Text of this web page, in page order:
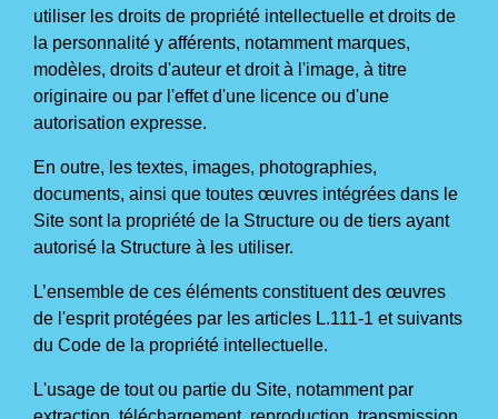
utiliser les droits de propriété intellectuelle et droits de
la personnalité y afférents, notamment marques,
modèles, droits d'auteur et droit à l'image, à titre
originaire ou par l'effet d'une licence ou d'une
autorisation expresse.
En outre, les textes, images, photographies,
documents, ainsi que toutes œuvres intégrées dans le
Site sont la propriété de la Structure ou de tiers ayant
autorisé la Structure à les utiliser.
L’ensemble de ces éléments constituent des œuvres
de l'esprit protégées par les articles L.111-1 et suivants
du Code de la propriété intellectuelle.
L'usage de tout ou partie du Site, notamment par